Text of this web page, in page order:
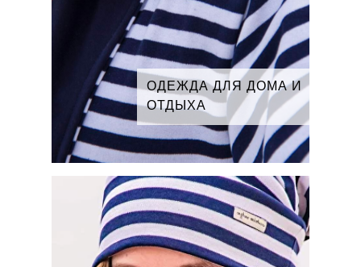
ОДЕЖДА ДЛЯ ДОМА И
ОТДЫХА